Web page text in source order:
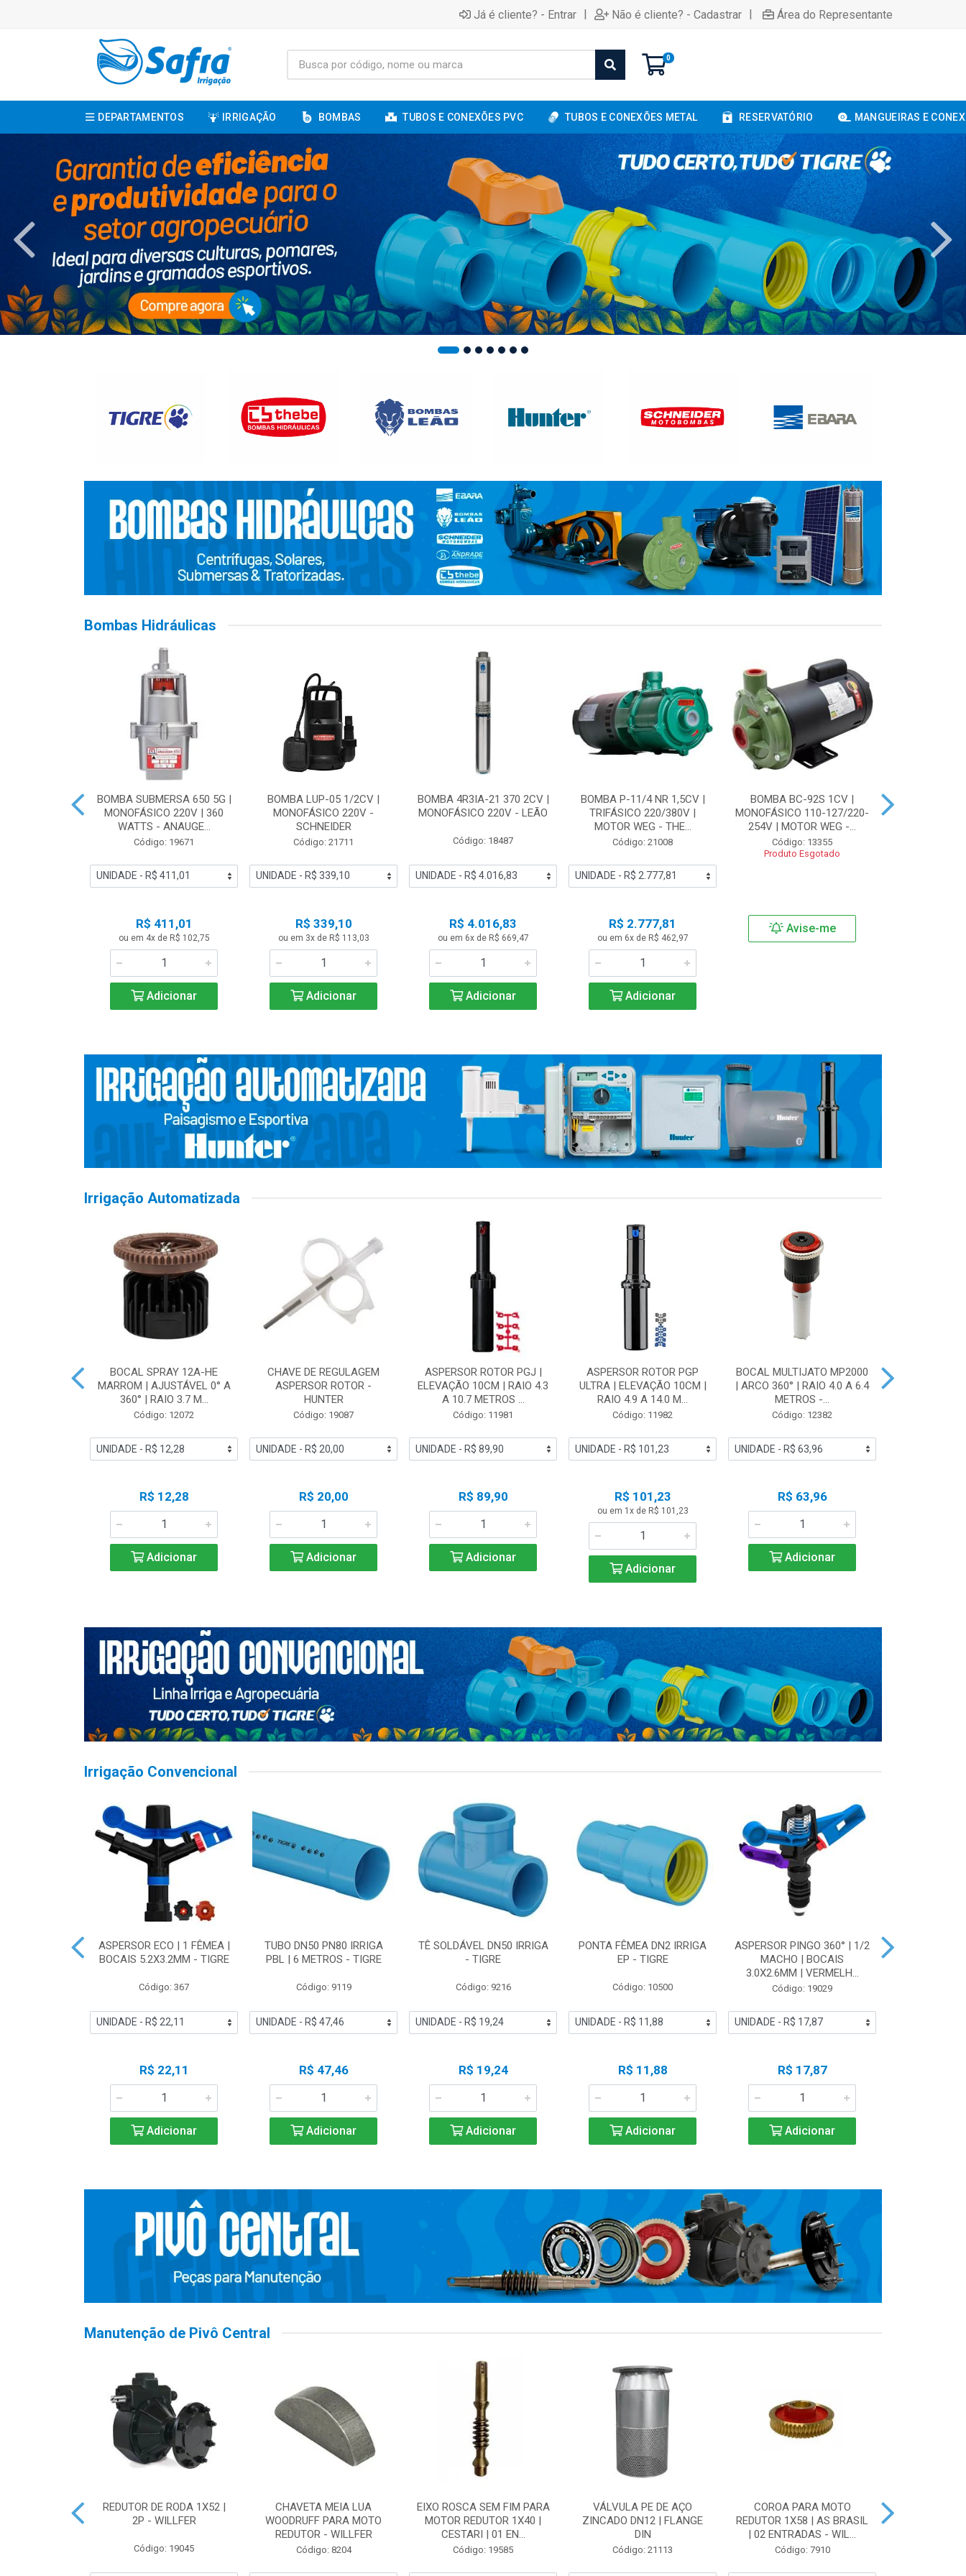
Já é cliente? - Entrar | Não é cliente? - Cadastrar | Área do Representante
0
DEPARTAMENTOS IRRIGAÇÃO BOMBAS TUBOS E CONEXÕES PVC TUBOS E CONEXÕES METAL RESERVATÓRIO MANGUEIRAS E
Bombas Hidráulicas
BOMBA SUBMERSA 650 5G |
MONOFÁSICO 220V | 360
WATTS - ANAUGE...
Código: 19671
R$ 411,01
ou em 4x de R$ 102,75
Adicionar
BOMBA LUP-05 1/2CV |
MONOFÁSICO 220V -
SCHNEIDER
Código: 21711
R$ 339,10
ou em 3x de R$ 113,03
Adicionar
BOMBA 4R3IA-21 370 2CV |
MONOFÁSICO 220V - LEÃO
Código: 18487
R$ 4.016,83
ou em 6x de R$ 669,47
Adicionar
BOMBA P-11/4 NR 1,5CV |
TRIFÁSICO 220/380V |
MOTOR WEG - THE...
Código: 21008
R$ 2.777,81
ou em 6x de R$ 462,97
Adicionar
BOMBA BC-92S 1CV |
MONOFÁSICO 110-127/220-
254V | MOTOR WEG -...
Código: 13355
Produto Esgotado
Avise-me
Irrigação Automatizada
BOCAL SPRAY 12A-HE
MARROM | AJUSTÁVEL 0° A
360° | RAIO 3.7 M...
Código: 12072
R$ 12,28
Adicionar
CHAVE DE REGULAGEM
ASPERSOR ROTOR -
HUNTER
Código: 19087
R$ 20,00
Adicionar
ASPERSOR ROTOR PGJ |
ELEVAÇÃO 10CM | RAIO 4.3
A 10.7 METROS ...
Código: 11981
R$ 89,90
Adicionar
ASPERSOR ROTOR PGP
ULTRA | ELEVAÇÃO 10CM |
RAIO 4.9 A 14.0 M...
Código: 11982
R$ 101,23
ou em 1x de R$ 101,23
Adicionar
BOCAL MULTIJATO MP2000
| ARCO 360° | RAIO 4.0 A 6.4
METROS -...
Código: 12382
R$ 63,96
Adicionar
Irrigação Convencional
ASPERSOR ECO | 1 FÊMEA |
BOCAIS 5.2X3.2MM - TIGRE
Código: 367
R$ 22,11
Adicionar
TUBO DN50 PN80 IRRIGA
PBL | 6 METROS - TIGRE
Código: 9119
R$ 47,46
Adicionar
TÊ SOLDÁVEL DN50 IRRIGA
- TIGRE
Código: 9216
R$ 19,24
Adicionar
PONTA FÊMEA DN2 IRRIGA
EP - TIGRE
Código: 10500
R$ 11,88
Adicionar
ASPERSOR PINGO 360° | 1/2
MACHO | BOCAIS
3.0X2.6MM | VERMELH...
Código: 19029
R$ 17,87
Adicionar
Manutenção de Pivô Central
REDUTOR DE RODA 1X52 |
2P - WILLFER
Código: 19045
CHAVETA MEIA LUA
WOODRUFF PARA MOTO
REDUTOR - WILLFER
Código: 8204
EIXO ROSCA SEM FIM PARA
MOTOR REDUTOR 1X40 |
CESTARI | 01 EN...
Código: 19585
VÁLVULA PE DE AÇO
ZINCADO DN12 | FLANGE
DIN
Código: 21113
COROA PARA MOTO
REDUTOR 1X58 | AS BRASIL
| 02 ENTRADAS - WIL...
Código: 7910